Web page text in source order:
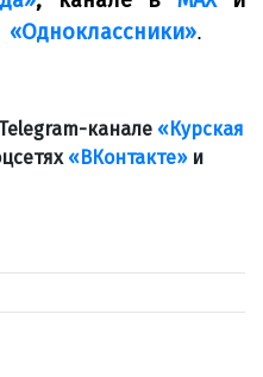
«Одноклассники».
канале «Курская
«ВКонтакте»и